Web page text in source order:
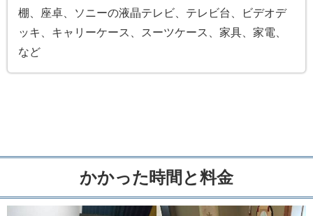
棚、座卓、ソニーの液晶テレビ、テレビ台、ビデオデ
ッキ、キャリーケース、スーツケース、家具、家電、
など
かかった時間と料金